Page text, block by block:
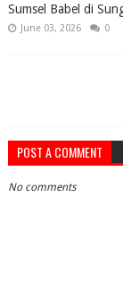
Sumsel Babel di
June 03, 2026 0
POST A COMMENT
No comments